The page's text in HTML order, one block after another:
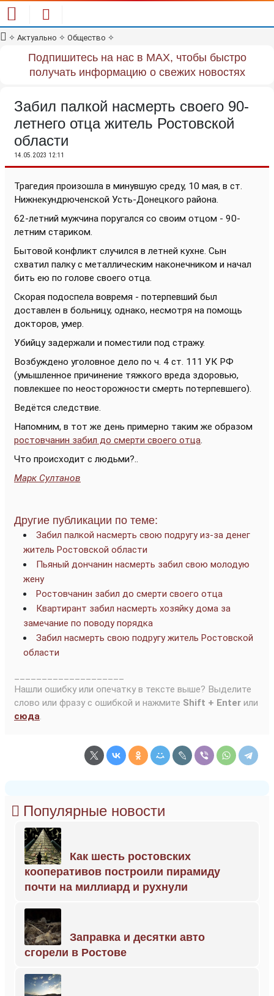
✧ Актуально ✧ Общество ✧
Подпишитесь на нас в MAX, чтобы быстро
получать информацию о свежих новостях
Забил палкой насмерть своего 90-
летнего отца житель Ростовской
области
14.05.2023 12:11
Трагедия произошла в минувшую среду, 10 мая, в ст.
Нижнекундрюченской Усть-Донецкого района.
62-летний мужчина поругался со своим отцом - 90-
летним стариком.
Бытовой конфликт случился в летней кухне. Сын
схватил палку с металлическим наконечником и начал
бить ею по голове своего отца.
Скорая подоспела вовремя - потерпевший был
доставлен в больницу, однако, несмотря на помощь
докторов, умер.
Убийцу задержали и поместили под стражу.
Возбуждено уголовное дело по ч. 4 ст. 111 УК РФ
(умышленное причинение тяжкого вреда здоровью,
повлекшее по неосторожности смерть потерпевшего).
Ведётся следствие.
Напомним, в тот же день примерно таким же образом
ростовчанин забил до смерти своего отца.
Что происходит с людьми?..
Марк Султанов
Другие публикации по теме:
Забил палкой насмерть свою подругу из-за денег
житель Ростовской области
Пьяный дончанин насмерть забил свою молодую
жену
Ростовчанин забил до смерти своего отца
Квартирант забил насмерть хозяйку дома за
замечание по поводу порядка
Забил насмерть свою подругу житель Ростовской
области
Нашли ошибку или опечатку в тексте выше? Выделите
слово или фразу с ошибкой и нажмите Shift + Enter или
сюда.
Популярные новости
Как шесть ростовских
кооперативов построили пирамиду
почти на миллиард и рухнули
Заправка и десятки авто
сгорели в Ростове